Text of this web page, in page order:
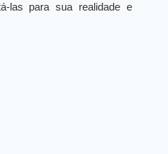
las para sua realidade e